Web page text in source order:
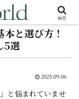
と選び方！
5選
2025.09.06
と悩まれていませ
検索